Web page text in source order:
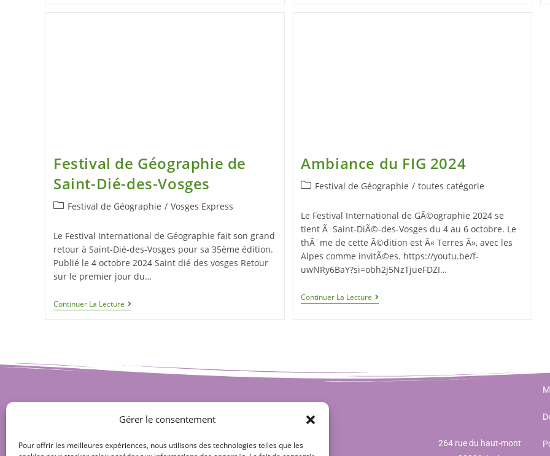
Gérer le consentement
Pour offrir les meilleures expériences, nous utilisons des technologies telles que les
Festival de Géographie de
Saint-Dié-des-Vosges
Festival de Géographie / Vosges Express
Le Festival International de Géographie fait son grand
retour à Saint-Dié-des-Vosges pour sa 35ème édition.
Publié le 4 octobre 2024 Saint dié des vosges Retour
sur le premier jour du…
Continuer La Lecture
Ambiance du FIG 2024
Festival de Géographie / toutes catégorie
Le Festival International de GÃ©ographie 2024 se
tient Ã Saint-DiÃ©-des-Vosges du 4 au 6 octobre. Le
thÃ¨me de cette Ã©dition est Â« Terres Â», avec les
Alpes comme invitÃ©es. https://youtu.be/f-
uwNRy6BaY?si=obh2j5NzTjueFDZI…
Continuer La Lecture
264 rue du haut-mont